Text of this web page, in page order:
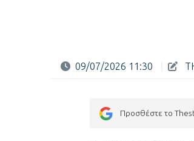
09/07/2026 11:30
Προσθέστε το